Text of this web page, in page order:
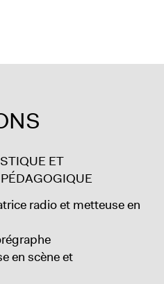
ET
radio et metteuse en
en scène et